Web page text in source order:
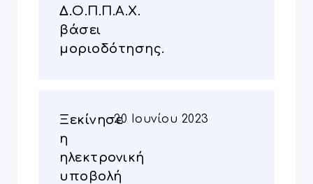
Δ.Ο.Π.Π.Α.Χ.
βάσει
μοριοδότησης.
Ξεκίνησε
η
ηλεκτρονική
υποβολή
20 Ιουνίου 2023